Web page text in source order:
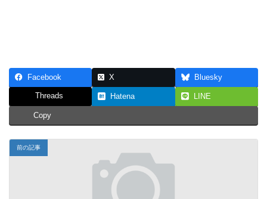
Facebook X Bluesky
Threads Hatena LINE
Copy
前の記事